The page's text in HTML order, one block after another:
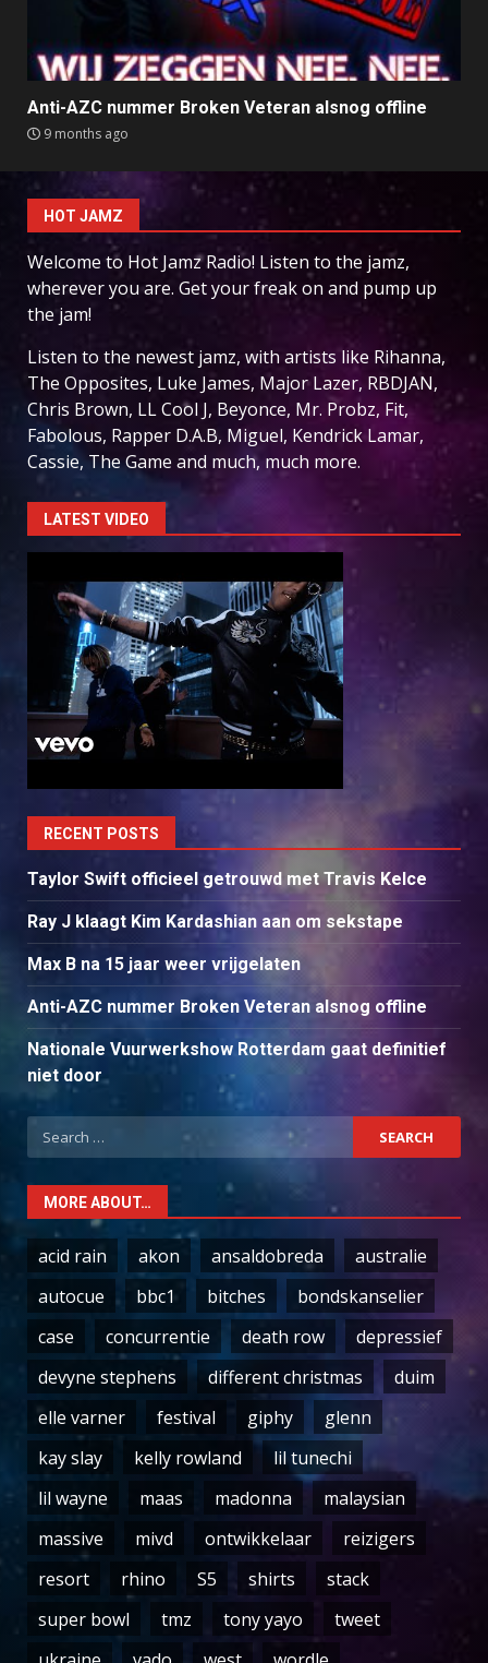
Anti-AZC nummer Broken Veteran alsnog offline
9 months ago
HOT JAMZ
Welcome to Hot Jamz Radio! Listen to the jamz,
wherever you are. Get your freak on and pump up
the jam!
Listen to the newest jamz, with artists like Rihanna,
The Opposites, Luke James, Major Lazer, RBDJAN,
Chris Brown, LL Cool J, Beyonce, Mr. Probz, Fit,
Fabolous, Rapper D.A.B, Miguel, Kendrick Lamar,
Cassie, The Game and much, much more.
LATEST VIDEO
RECENT POSTS
Taylor Swift officieel getrouwd met Travis Kelce
Ray J klaagt Kim Kardashian aan om sekstape
Max B na 15 jaar weer vrijgelaten
Anti-AZC nummer Broken Veteran alsnog offline
Nationale Vuurwerkshow Rotterdam gaat definitief
niet door
Search
for:
MORE ABOUT…
acid rain akon ansaldobreda
australie
autocue
bbc1 bitches
bondskanselier
case
concurrentie death row
depressief
devyne stephens
different christmas
duim
elle varner
festival giphy
glenn
kay slay
kelly rowland
lil tunechi
lil wayne
maas madonna
malaysian
massive
mivd ontwikkelaar
reizigers
resort
rhino S5 shirts
stack
super bowl
tmz tony yayo
tweet